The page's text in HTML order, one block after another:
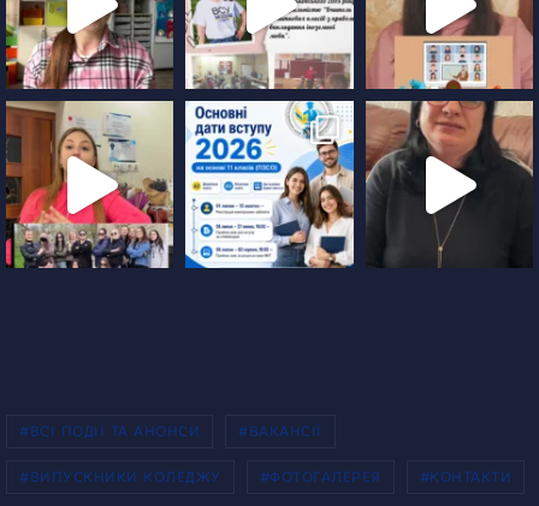
#ВСІ ПОДІЇ ТА АНОНСИ #ВАКАНСІЇ
#ВИПУСКНИКИ КОЛЕДЖУ #ФОТОГАЛЕРЕЯ #КОНТАКТИ